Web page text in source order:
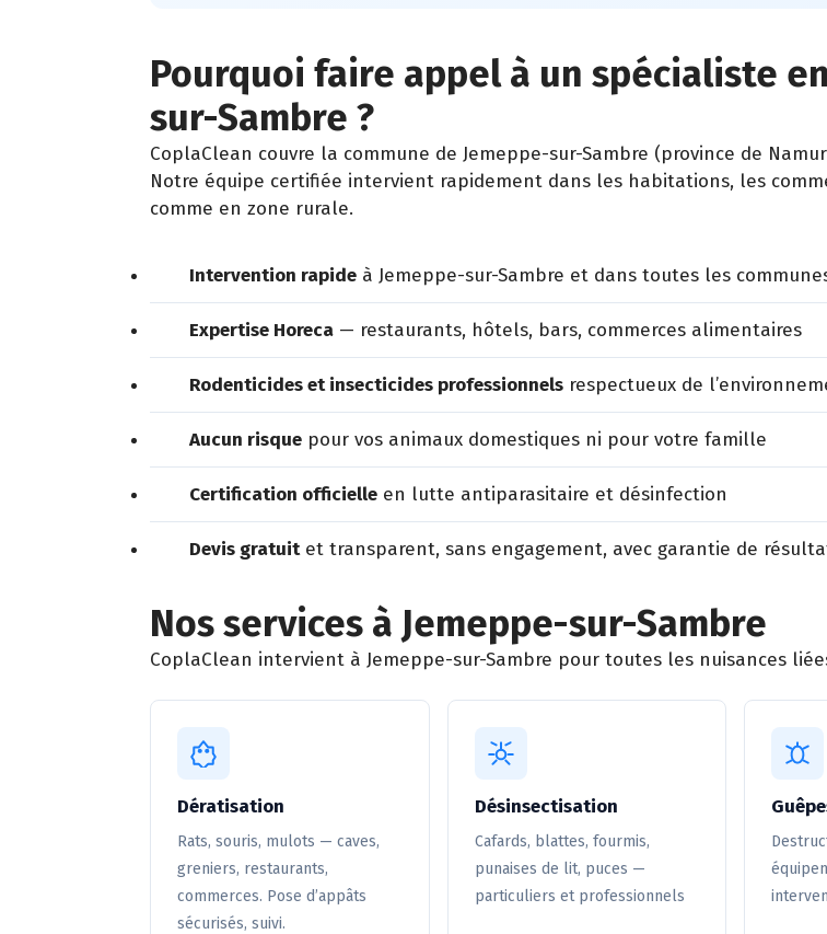
Pourquoi faire appel à un spécialiste
sur-Sambre ?
CoplaClean couvre la commune de Jemeppe-sur-Sambre (province de
Notre équipe certifiée intervient rapidement dans les habitations, les
comme en zone rurale.
Intervention rapide à Jemeppe-sur-Sambre et dans toutes les
Expertise Horeca — restaurants, hôtels, bars, commerces alimentaires
Rodenticides et insecticides professionnels respectueux de
Aucun risque pour vos animaux domestiques ni pour votre famille
Certification officielle en lutte antiparasitaire et désinfection
Devis gratuitet transparent, sans engagement, avec garantie de
Nos services à Jemeppe-sur-Sambre
CoplaClean intervient à Jemeppe-sur-Sambre pour toutes les nuisances
Dératisation
Rats, souris, mulots — caves,
greniers, restaurants,
commerces. Pose d’appâts
sécurisés, suivi.
Désinsectisation
Cafards, blattes, fourmis,
punaises de lit, puces —
particuliers et professionnels